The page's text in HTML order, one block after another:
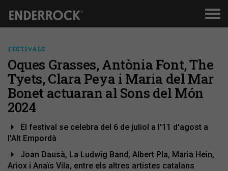
FESTIVALS
Oques Grasses, Antònia Font, The
Tyets, Clara Peya i Maria del Mar
Bonet actuaran al Sons del Món
2024
El festival se celebra del 6 de juliol a l'11 d'agost a
l'Alt Empordà
Joan Dausà, La Ludwig Band, Albert Pla, Maria Hein,
Ariox i Anaïs Vila, entre els altres artistes catalans